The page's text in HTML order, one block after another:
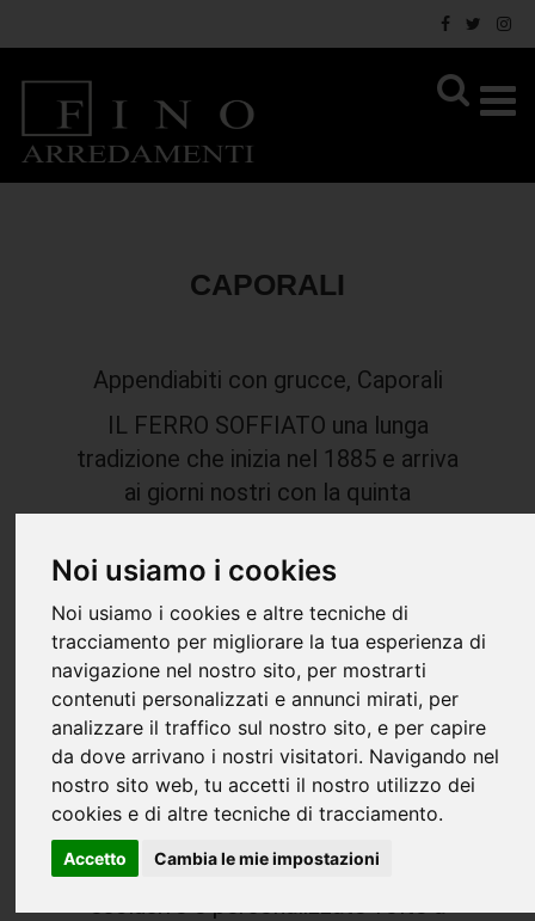
Noi usiamo i cookies
Noi usiamo i cookies e altre tecniche di
tracciamento per migliorare la tua esperienza di
navigazione nel nostro sito, per mostrarti
contenuti personalizzati e annunci mirati, per
analizzare il traffico sul nostro sito, e per capire
da dove arrivano i nostri visitatori. Navigando nel
nostro sito web, tu accetti il nostro utilizzo dei
cookies e di altre tecniche di tracciamento.
Accetto Cambia le mie impostazioni
CAPORALI
Appendiabiti con grucce, Caporali
IL FERRO SOFFIATO una lunga
tradizione che inizia nel 1885 e arriva
ai giorni nostri con la quinta
artigianalità toscana abbinata alla
seduce. Un percorso caratterizzato
da dedizione, ricerca costante,
confronto e sperimentazione di
nuove linee e tecniche artistiche.
Caporali è sinonimo di unione tra
innovazione e tradizione che si
traduce in uno stile elegante e
originale esprimendo creazioni
esclusive e personalizzate volte a